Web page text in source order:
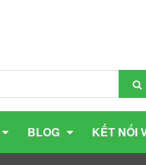
BLOG KẾT NỐI